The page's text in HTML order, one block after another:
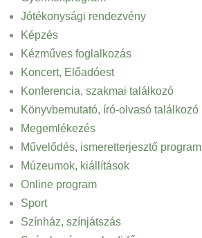
Jótékonysági rendezvény
Képzés
Kézműves foglalkozás
Koncert, Előadóest
Konferencia, szakmai találkozó
Könyvbemutató, író-olvasó találkozó
Megemlékezés
Művelődés, ismeretterjesztő program
Múzeumok, kiállítások
Online program
Sport
Színház, színjátszás